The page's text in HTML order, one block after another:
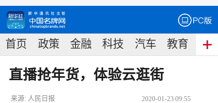
首页 政策 金融 科技 汽车 教育 食
直播抢年货，体验云逛街
2020-01-23 09:55
来源: 人民日报